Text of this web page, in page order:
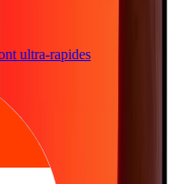
ultra-rapides